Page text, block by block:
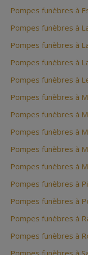
Pompes funèbres à
Pompes funèbres à
Pompes funèbres à
Pompes funèbres à
Pompes funèbres à
Pompes funèbres à
Pompes funèbres à
Pompes funèbres à
Pompes funèbres à
Pompes funèbres à
Pompes funèbres à
Pompes funèbres à
Pompes funèbres à
Pompes funèbres à